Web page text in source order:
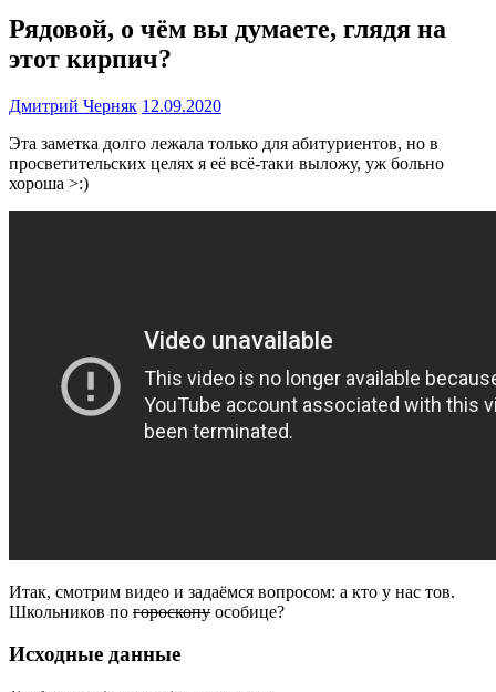
Рядовой, о чём вы думаете, глядя на
этот кирпич?
Дмитрий Черняк 12.09.2020
Эта заметка долго лежала только для абитуриентов, но в
просветительских целях я её всё-таки выложу, уж больно
хороша >:)
Итак, смотрим видео и задаёмся вопросом: а кто у нас тов.
Школьников по гороскопу особице?
Исходные данные